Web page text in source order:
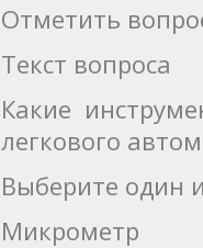
Отметить
Текст вопроса
Какие
легкового
Выберите один
Микрометр